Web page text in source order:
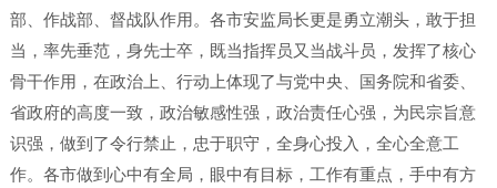
部、作战部、督战队作用。各市安监局长更是勇立潮头，敢于担
当，率先垂范，身先士卒，既当指挥员又当战斗员，发挥了核心
骨干作用，在政治上、行动上体现了与党中央、国务院和省委、
省政府的高度一致，政治敏感性强，政治责任心强，为民宗旨意
识强，做到了令行禁止，忠于职守，全身心投入，全心全意工
作。各市做到心中有全局，眼中有目标，工作有重点，手中有方